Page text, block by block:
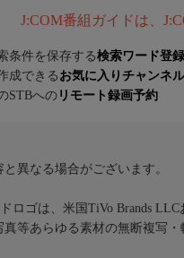
J:COM番組ガイドは、
条件を保存する検索ワード登録
成できる お気に入りチャンネ
STBへの リモート録画予約
異なる場合がございます。
ロゴは、米国TiVo Brands
等あらゆる素材の無断複写・